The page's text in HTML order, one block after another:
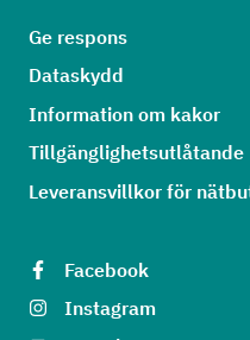
Ge respons
Dataskydd
Information om kakor
Tillgänglighetsutlåtande
Leveransvillkor för
Facebook
Instagram